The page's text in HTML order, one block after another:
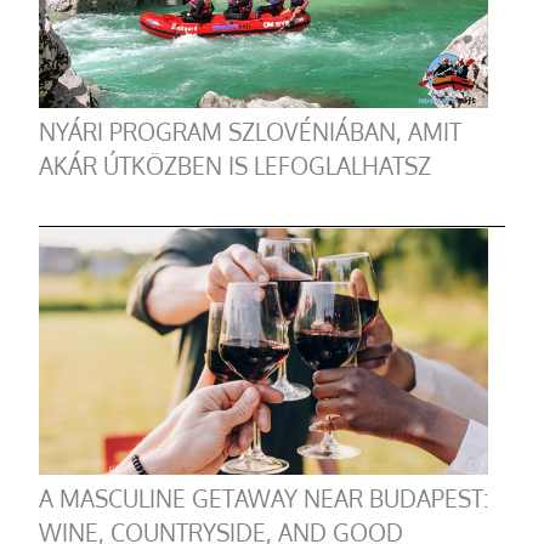
NYÁRI PROGRAM SZLOVÉNIÁBAN, AMIT
AKÁR ÚTKÖZBEN IS LEFOGLALHATSZ
A MASCULINE GETAWAY NEAR BUDAPEST:
WINE, COUNTRYSIDE, AND GOOD